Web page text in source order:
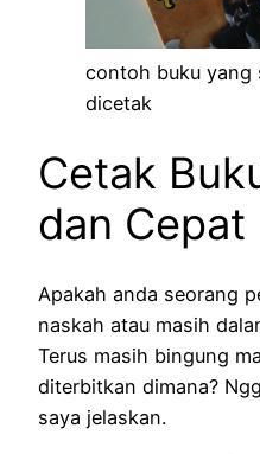
contoh buku yang
dicetak
Cetak
dan Cepat
Apakah anda seorang
naskah atau masih
Terus masih bingung
diterbitkan dimana?
saya jelaskan.